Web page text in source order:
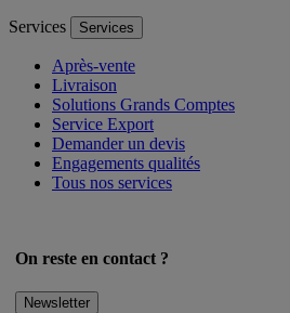
Services Services
Après-vente
Livraison
Solutions Grands Comptes
Service Export
Demander un devis
Engagements qualités
Tous nos services
On reste en contact ?
Newsletter